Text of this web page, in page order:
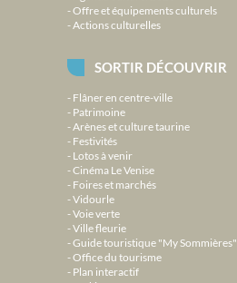
Offre et équipements culturels
Actions culturelles
SORTIR DÉCOUVRIR
Flâner en centre-ville
Patrimoine
Arènes et culture taurine
Festivités
Lotos à venir
Cinéma Le Venise
Foires et marchés
Vidourle
Voie verte
Ville fleurie
Guide touristique "My Sommières"
Office du tourisme
Plan interactif